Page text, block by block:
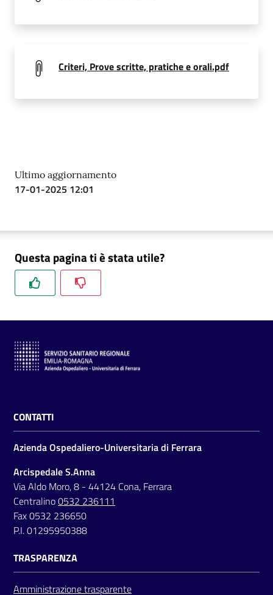
Criteri, Prove scritte, pratiche e orali.pdf
Ultimo aggiornamento
17-01-2025 12:01
Questa pagina ti è stata utile?
CONTATTI
Azienda Ospedaliero-Universitaria di Ferrara
Arcispedale S.Anna
Via Aldo Moro, 8 - 44124 Cona, Ferrara
Centralino0532 236111
Fax 0532 236650
P.I. 01295950388
TRASPARENZA
Amministrazione trasparente